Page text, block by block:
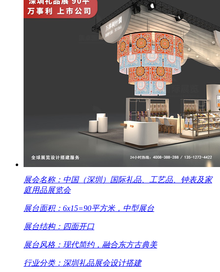
展会名称：中国（深圳）国际礼品、工艺品、钟表及家
庭用品展览会
展台面积：6x15=90平方米，中型展台
展台结构：四面开口
展台风格：现代简约，融合东方古典美
行业分类：深圳礼品展会设计搭建